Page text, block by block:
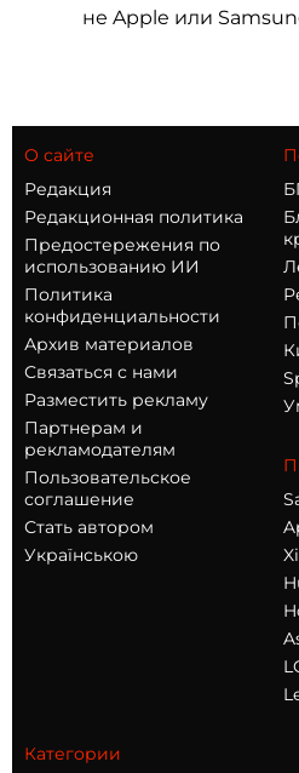
не Apple или
О сайте
Редакция
Редакционная политика
Предостережения по
использованию ИИ
Политика
конфиденциальности
Архив материалов
Связаться с нами
Разместить рекламу
Партнерам и
рекламодателям
Пользовательское
соглашение
Стать автором
Українською
Категории